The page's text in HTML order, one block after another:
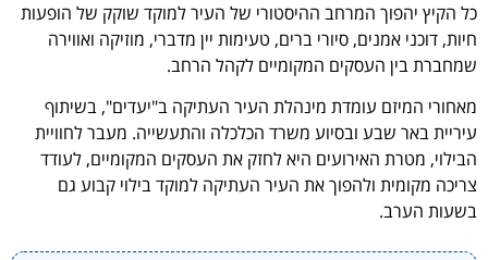
כל הקיץ יהפוך המרחב ההיסטורי של העיר למוקד שוקק של הופעות
חיות, דוכני אמנים, סיורי ברים, טעימות יין מדברי, מוזיקה ואווירה
שמחברת בין העסקים המקומיים לקהל הרחב.
מאחורי המיזם עומדת מינהלת העיר העתיקה ב"יעדים", בשיתוף
עיריית באר שבע ובסיוע משרד הכלכלה והתעשייה. מעבר לחוויית
הבילוי, מטרת האירועים היא לחזק את העסקים המקומיים, לעודד
צריכה מקומית ולהפוך את העיר העתיקה למוקד בילוי קבוע גם
בשעות הערב.